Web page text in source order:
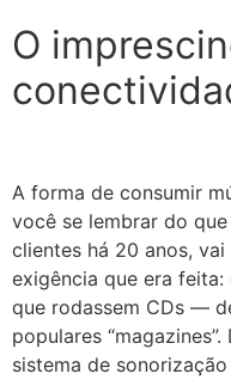
O
A forma de consumir
você se lembrar do
clientes há 20 anos,
exigência que era
que rodassem CDs —
populares
sistema de